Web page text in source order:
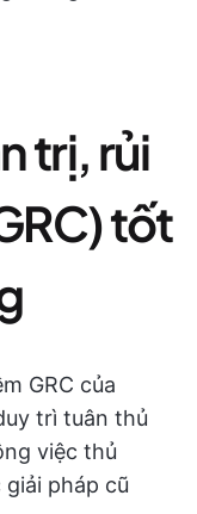
trị, rủi
tốt
GRC của
trì tuân thủ
việc thủ
pháp cũ